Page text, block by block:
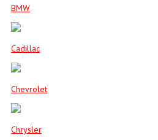
BMW
Cadillac
Chevrolet
Chrysler